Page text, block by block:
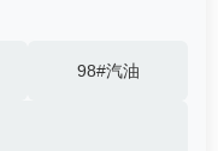
98#汽油